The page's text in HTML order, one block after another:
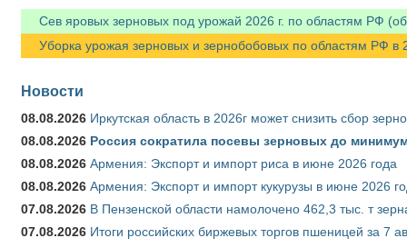
Сев яровых зерновых под урожай 2026 г. по областям РФ
Уборка урожая зерновых и зернобобовых по областям РФ в
Новости
08.08.2026 Иркутская область в 2026г может снизить сбор
08.08.2026 Россия сократила посевы зерновых до
08.08.2026 Армения: Экспорт и импорт риса в июне 2026 года
08.08.2026 Армения: Экспорт и импорт кукурузы в июне 2026
07.08.2026 В Пензенской области намолочено 462,3 тыс. т
07.08.2026 Итоги российских биржевых торгов пшеницей за 7